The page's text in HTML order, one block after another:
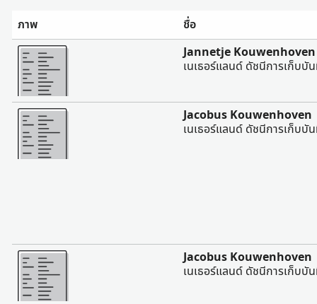
ภาพ
ชื่อ
มากขึ้น
Jannetje Kouwenhoven
เนเธอร์แลนด์ ดัชนีการเก็บ
มากขึ้น
Jacobus Kouwenhoven
เนเธอร์แลนด์ ดัชนีการเก็บ
มากขึ้น
Jacobus Kouwenhoven
เนเธอร์แลนด์ ดัชนีการเก็บ